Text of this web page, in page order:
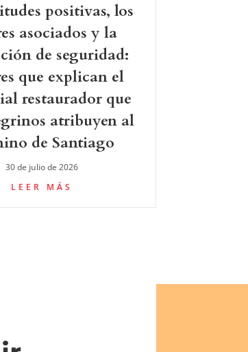
positivas, los
asociados y la
de seguridad:
que explican el
restaurador que
atribuyen al
de Santiago
30 de julio de 2026
LEER MÁS